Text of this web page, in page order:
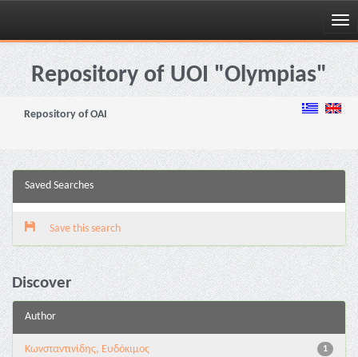
Skip
navigationRepository of UOI "Olympias"
Repository of OAI
Saved Searches
Save this search
Discover
Author
1
Κωνσταντινίδης, Ευδόκιμος